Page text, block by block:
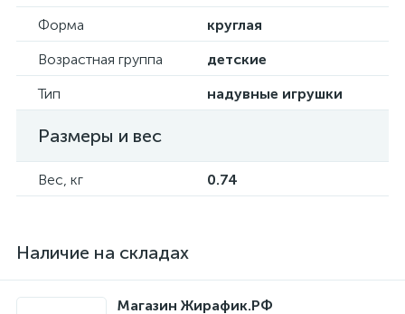
Форма
круглая
Возрастная группа
детские
Тип
надувные игрушки
Размеры и вес
Вес, кг 0.74
Наличие на складах
Магазин Жирафик.РФ